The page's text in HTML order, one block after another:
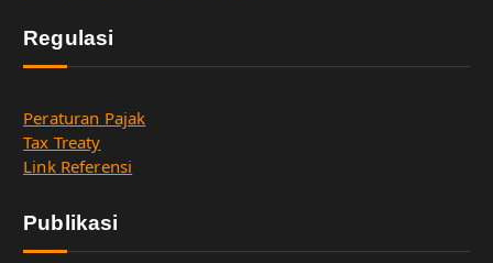
Regulasi
Peraturan Pajak
Tax Treaty
Link Referensi
Publikasi